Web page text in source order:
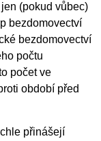
(pokud vůbec)
bezdomovectví
bezdomovectví
počtu
počet ve
období před
přinášejí